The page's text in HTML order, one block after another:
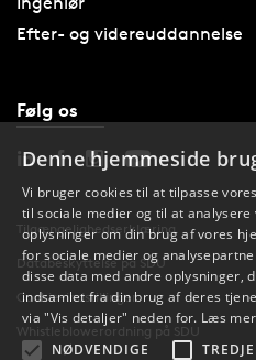
Efter- og videreuddannelse
Følg os
Tilgængelighedserklæring
Databeskyttelse på SDU
Cookie-indstillinger
Whistleblowerordning på SDU
Denne hjemmeside
Vi bruger cookies til at tilpasse
til sociale medier og til at analysere
oplysninger om din brug af vores
for sociale medier og
disse data med andre oplysninger,
indsamlet fra din brug af deres
via "Vis detaljer" neden for. Læs
NØDVENDIGE